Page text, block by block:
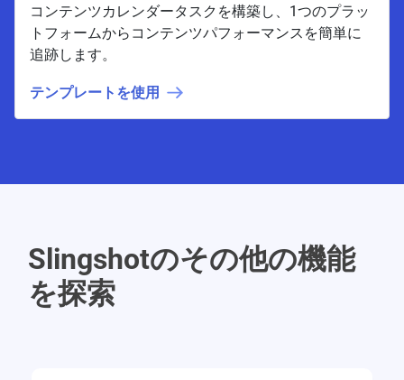
コンテンツカレンダータスクを構築し、1つのプラッ
トフォームからコンテンツパフォーマンスを簡単に
追跡します。
テンプレートを使用
Slingshotのその他の機能
を探索